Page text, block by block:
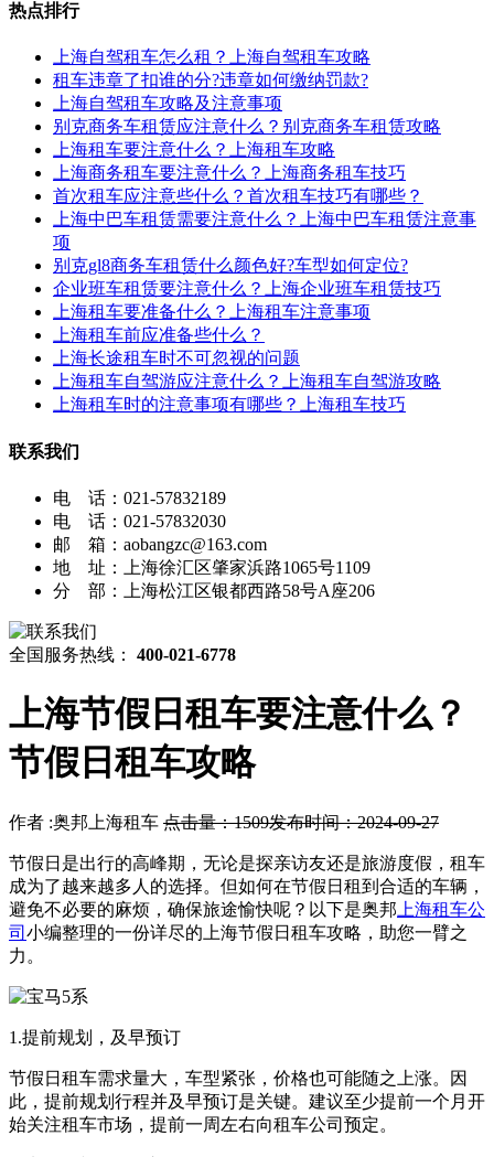
热点排行
上海自驾租车怎么租？上海自驾租车攻略
租车违章了扣谁的分?违章如何缴纳罚款?
上海自驾租车攻略及注意事项
别克商务车租赁应注意什么？别克商务车租赁攻略
上海租车要注意什么？上海租车攻略
上海商务租车要注意什么？上海商务租车技巧
首次租车应注意些什么？首次租车技巧有哪些？
上海中巴车租赁需要注意什么？上海中巴车租赁注意事
项
别克gl8商务车租赁什么颜色好?车型如何定位?
企业班车租赁要注意什么？上海企业班车租赁技巧
上海租车要准备什么？上海租车注意事项
上海租车前应准备些什么？
上海长途租车时不可忽视的问题
上海租车自驾游应注意什么？上海租车自驾游攻略
上海租车时的注意事项有哪些？上海租车技巧
联系我们
电 话：021-57832189
电 话：021-57832030
邮 箱：aobangzc@163.com
地 址：上海徐汇区肇家浜路1065号1109
分 部：上海松江区银都西路58号A座206
全国服务热线： 400-021-6778
上海节假日租车要注意什么？
节假日租车攻略
作者 :奥邦上海租车 点击量：1509发布时间：2024-09-27
节假日是出行的高峰期，无论是探亲访友还是旅游度假，租车
成为了越来越多人的选择。但如何在节假日租到合适的车辆，
避免不必要的麻烦，确保旅途愉快呢？以下是奥邦 上海租车公
司 小编整理的一份详尽的上海节假日租车攻略，助您一臂之
力。
1.提前规划，及早预订
节假日租车需求量大，车型紧张，价格也可能随之上涨。因
此，提前规划行程并及早预订是关键。建议至少提前一个月开
始关注租车市场，提前一周左右向租车公司预定。